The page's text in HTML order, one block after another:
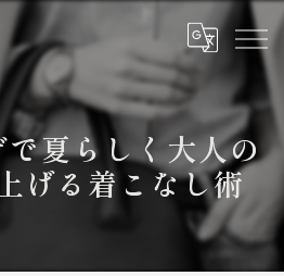
夏らしく大人の
げる着こなし術